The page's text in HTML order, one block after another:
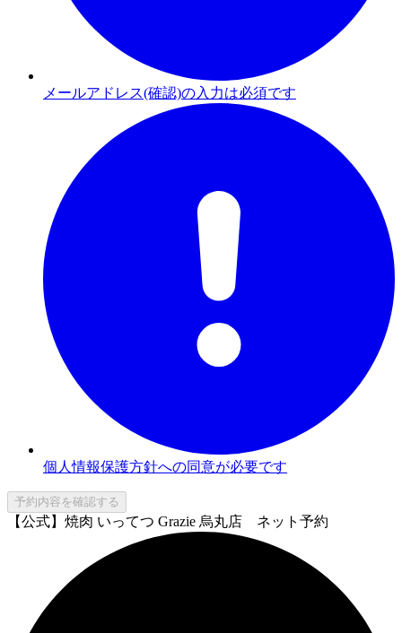
メールアドレス(確認)の入力は必須です
個人情報保護方針への同意が必要です
予約内容を確認する
【公式】焼肉 いってつ Grazie 烏丸店 ネット予約